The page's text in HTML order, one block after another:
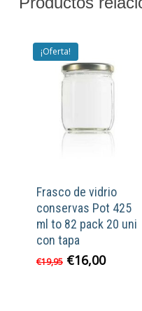
¡Oferta!
Frasco de vidrio
conservas Pot 425
ml to 82 pack 20 uni
con tapa
€19,95 El
€16,00El